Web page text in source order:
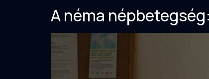
A néma